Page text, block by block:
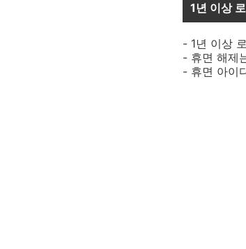
1년 이상
- 1년 이상
- 휴면 해제
- 휴면 아이